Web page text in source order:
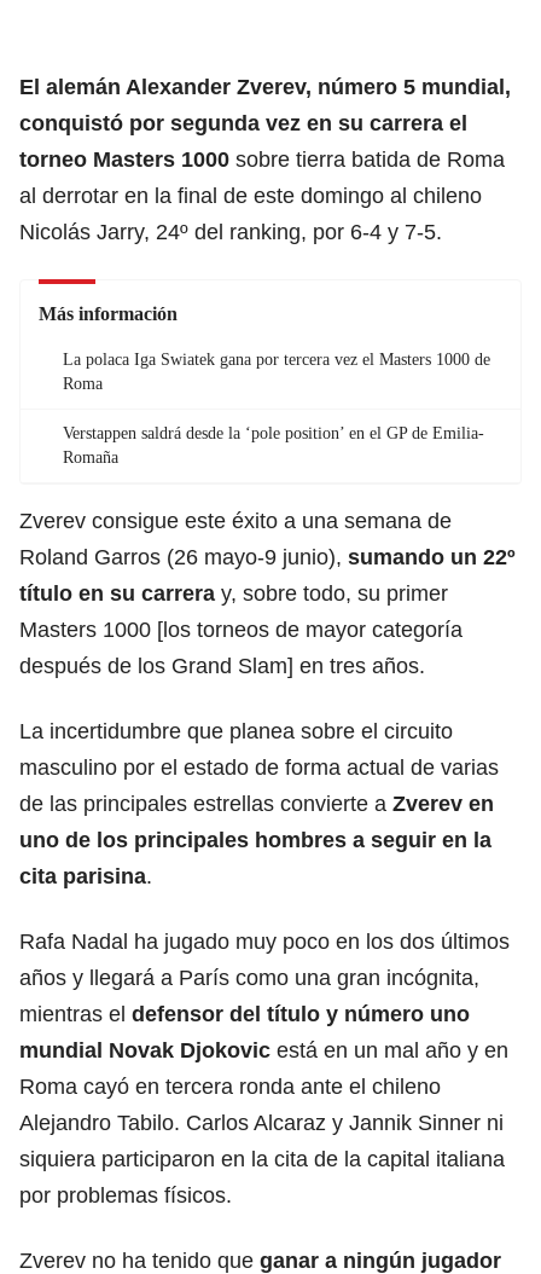
El alemán Alexander Zverev, número 5 mundial,
conquistó por segunda vez en su carrera el
torneo Masters 1000 sobre tierra batida de Roma
al derrotar en la final de este domingo al chileno
Nicolás Jarry, 24º del ranking, por 6-4 y 7-5.
Más información
La polaca Iga Swiatek gana por tercera vez el Masters 1000 de
Roma
Verstappen saldrá desde la ‘pole position’ en el GP de Emilia-
Romaña
Zverev consigue este éxito a una semana de
Roland Garros (26 mayo-9 junio), sumando un 22º
título en su carrera y, sobre todo, su primer
Masters 1000 [los torneos de mayor categoría
después de los Grand Slam] en tres años.
La incertidumbre que planea sobre el circuito
masculino por el estado de forma actual de varias
de las principales estrellas convierte a Zverev en
uno de los principales hombres a seguir en la
cita parisina.
Rafa Nadal ha jugado muy poco en los dos últimos
años y llegará a París como una gran incógnita,
mientras el defensor del título y número uno
mundial Novak Djokovic está en un mal año y en
Roma cayó en tercera ronda ante el chileno
Alejandro Tabilo. Carlos Alcaraz y Jannik Sinner ni
siquiera participaron en la cita de la capital italiana
por problemas físicos.
Zverev no ha tenido que ganar a ningún jugador